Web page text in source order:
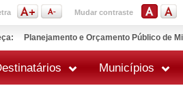
Mudar contraste
Planejamento e Orçamento Público de
Municípios